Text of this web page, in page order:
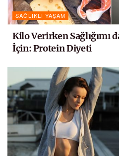
SAĞLIKLI YAŞAM
Kilo Verirken Sağlığımı
İçin: Protein Diyeti